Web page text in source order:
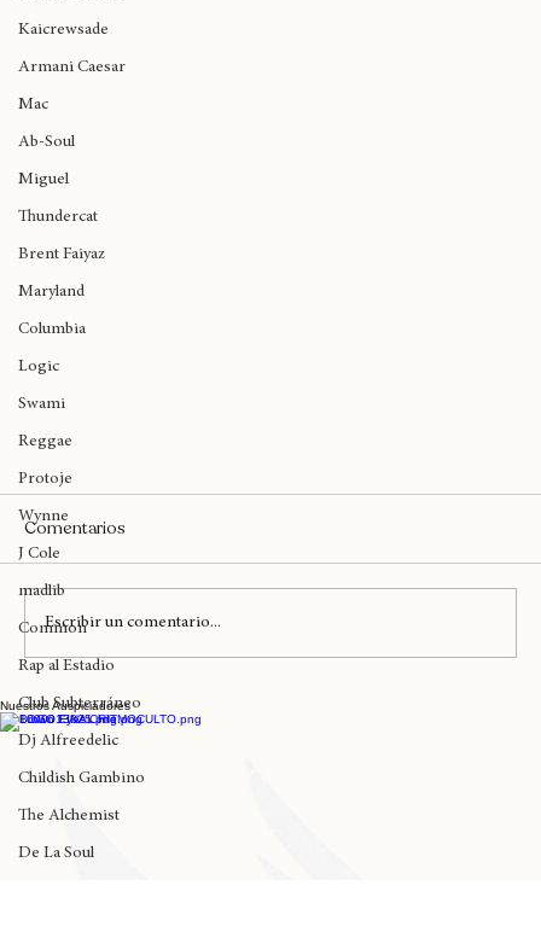
Ariana Grande
Kaicrewsade
Armani Caesar
Mac
Ab-Soul
Miguel
Thundercat
Brent Faiyaz
Maryland
Columbia
Logic
Swami
Reggae
Protoje
Wynne
J Cole
madlib
Common
Rap al Estadio
Club Subterráneo
Dj Alfreedelic
Childish Gambino
The Alchemist
Kafu Banton en Chile el próximo 12 de junio
Comentarios
Escribir un comentario...
Nuestros Auspiciadores